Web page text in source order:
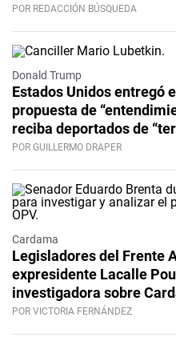
POR REDACCIÓN BÚSQUEDA
Donald Trump
Estados Unidos entregó
propuesta de
reciba deportados de
POR GUILLERMO DRAPER
Cardama
Legisladores del Frente
expresidente Lacalle
investigadora sobre
POR VICTORIA FERNÁNDEZ